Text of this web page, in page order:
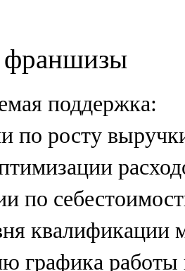
франшизы
поддержка:
по росту
по
квалификации
графика работы